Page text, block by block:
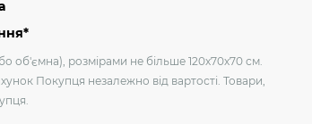
об'ємна), розмірами не більше 120х70х70 см.
Покупця незалежно від вартості. Товари,